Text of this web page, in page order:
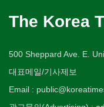
The Korea
500 Sheppard Ave. E.
대표메일/기사제보
Email :